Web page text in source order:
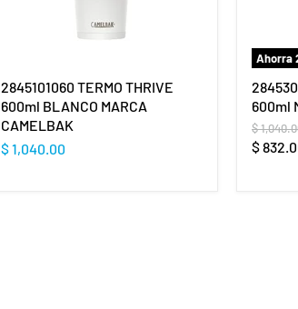
2845101060 TERMO THRIVE
600ml BLANCO MARCA
CAMELBAK
$ 1,040.00
Ahorra
600ml
Precio
original
$
Precio
$